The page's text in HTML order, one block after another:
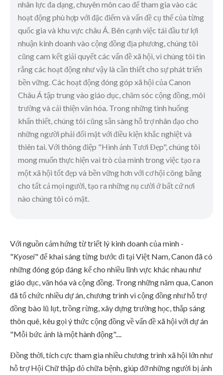
nhân lực đa dạng, chuyên môn cao để tham gia vào các
hoạt động phù hợp với đặc điểm và vấn đề cụ thể của từng
quốc gia và khu vực châu Á. Bên cạnh việc tái đầu tư lợi
nhuận kinh doanh vào cộng đồng địa phương, chúng tôi
cũng cam kết giải quyết các vấn đề xã hội, vì chúng tôi tin
rằng các hoạt động như vậy là cần thiết cho sự phát triển
bền vững. Các hoạt động đóng góp xã hội của Canon
Châu Á tập trung vào giáo dục, chăm sóc cộng đồng, môi
trường và cải thiện văn hóa. Trong những tình huống
khẩn thiết, chúng tôi cũng sẵn sàng hỗ trợ nhân đạo cho
những người phải đối mặt với điều kiện khắc nghiệt và
thiên tai. Với thông điệp "Hình ảnh Tươi Đẹp", chúng tôi
mong muốn thực hiện vai trò của mình trong việc tạo ra
một xã hội tốt đẹp và bền vững hơn với cơ hội công bằng
cho tất cả mọi người, tạo ra những nụ cười ở bất cứ nơi
nào chúng tôi có mặt.
Với nguồn cảm hứng từ triết lý kinh doanh của mình -
"Kyosei" để khai sáng từng bước đi tại Việt Nam, Canon đã có
những đóng góp đáng kể cho nhiều lĩnh vực khác nhau như
giáo dục, văn hóa và cộng đồng. Trong những năm qua, Canon
đã tổ chức nhiều dự án, chương trình vì cộng đồng như hỗ trợ
đồng bào lũ lụt, trồng rừng, xây dựng trường học, thắp sáng
thôn quê, kêu gọi ý thức cộng đồng về vấn đề xã hội với dự án
"Mỗi bức ảnh là một hành động"....
Đồng thời, tích cực tham gia nhiều chương trình xã hội lớn như
hỗ trợ Hội Chữ thập đỏ chữa bệnh, giúp đỡ những người bị ảnh